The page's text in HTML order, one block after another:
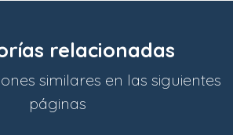
relacionadas
similares en las siguientes
páginas